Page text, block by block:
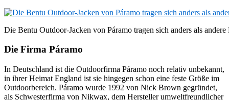
Die Bentu Outdoor-Jacken von Páramo tragen sich anders als
Die Firma Páramo
In Deutschland ist die Outdoorfirma Páramo noch relativ unbekannt,
in ihrer Heimat England ist sie hingegen schon eine feste Größe im
Outdoorbereich. Páramo wurde 1992 von Nick Brown gegründet,
als Schwesterfirma von Nikwax, dem Hersteller umweltfreundlicher